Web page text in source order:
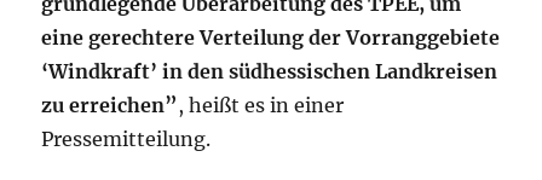
eine gerechtere Verteilung der Vorranggebiete
‘Windkraft’ in den südhessischen Landkreisen
zu erreichen”, heißt es in einer
Pressemitteilung.